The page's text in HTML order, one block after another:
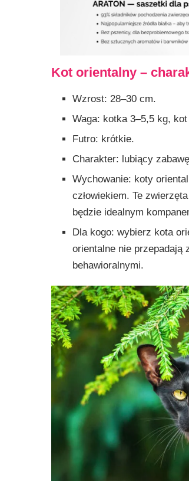
Kot orientalny –
Wzrost: 28–30 cm.
Waga: kotka 3–5,5 kg,
Futro: krótkie.
Charakter: lubiący
Wychowanie: koty
człowiekiem. Te zwierzęta
będzie idealnym
Dla kogo: wybierz kota
orientalne nie przepadają
behawioralnymi.